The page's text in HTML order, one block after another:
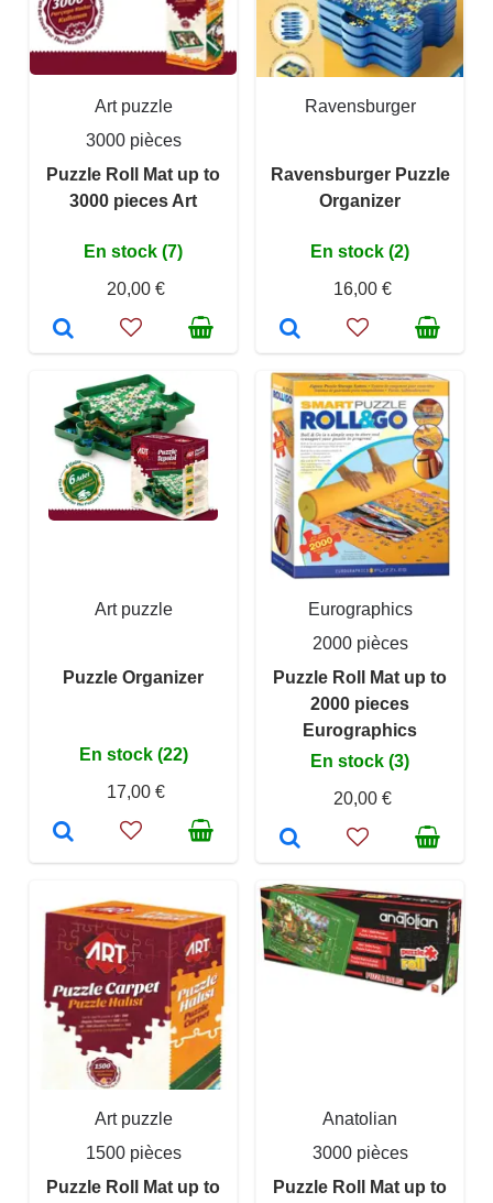
Art puzzle
3000 pièces
Puzzle Roll Mat up to
3000 pieces Art
En stock (7)
20,00 €
Ravensburger
Ravensburger Puzzle
Organizer
En stock (2)
16,00 €
Art puzzle
Puzzle Organizer
En stock (22)
17,00 €
Eurographics
2000 pièces
Puzzle Roll Mat up to
2000 pieces
Eurographics
En stock (3)
20,00 €
Art puzzle
1500 pièces
Puzzle Roll Mat up to
Anatolian
3000 pièces
Puzzle Roll Mat up to